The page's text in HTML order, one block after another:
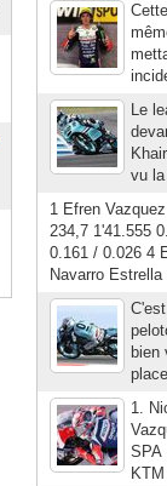
Le
vu
1 Efren
234,7 1'41.555
0.161 / 0.026 4
Navarro
bien
1.
SPA